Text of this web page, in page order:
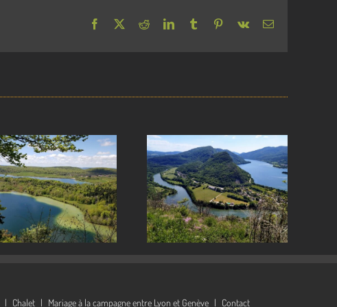
Facebook RedditLinkedInTumblr Pinterest
Vk Email
Randonnée près
de nos grands
gîtes dans le sud
du Jura
Canoë et paddle
dans les gorges
de l’Ain
Chalet Mariage à la campagne entre Lyon et Genève Contact